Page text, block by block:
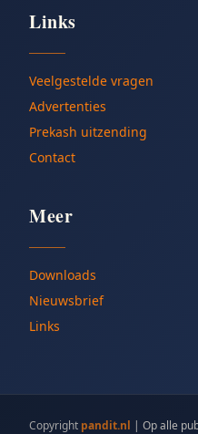
Links
Veelgestelde vragen
Advertenties
Prekash uitzending
Contact
Meer
Downloads
Nieuwsbrief
Links
Copyright pandit.nl | Op alle